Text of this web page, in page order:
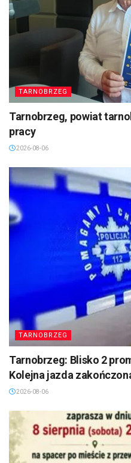
TARNOBRZEG
Tarnobrzeg, powiat
pracy
2026-08-06
TARNOBRZEG
Tarnobrzeg: Blisko 2
Kolejna jazda
2026-08-06